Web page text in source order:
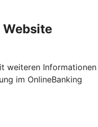
weiteren Informationen
im OnlineBanking